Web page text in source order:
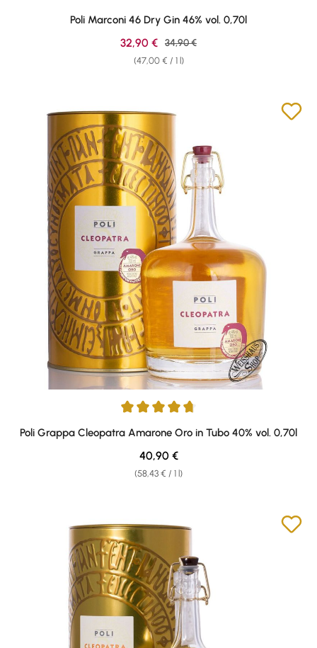
Average rating of 4.57 out of 5 stars
Poli Marconi 46 Dry Gin 46% vol. 0,70l
(47,00 € / 1 l)
Sale price:
32,90 € Regular price:
34,90 €
Average rating of 4.86 out of 5 stars
Poli Grappa Cleopatra Amarone Oro in Tubo 40% vol. 0,70l
(58,43 € / 1 l)
Regular price:
40,90 €